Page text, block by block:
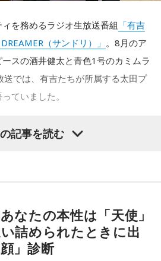
重要になってくるということです
“個”の力
ガ人が続出しましたが、それでも
も、そこから上に行くためには、や
たかなと感じています。
のなかに）もう少し具体的な戦略
なのかなと素人目には思ってしま
ありますし、それができれば一番
ていたんです。どういうことかと
ら相手がまた変えてくる、それに
します」と。
がまた変えてくるんですよ、それ
を務めるラジオ生放送番組 「有吉
（サンドリ）」 。8月のア
スの酒井健太と青色1号のカミムラ
では、有吉たちが所属する太田プ
ていました。
情
機会の多いカミムラに聞きたいこ
記事を読む
なたの本性は「天使」
詰められたときに出
」診断